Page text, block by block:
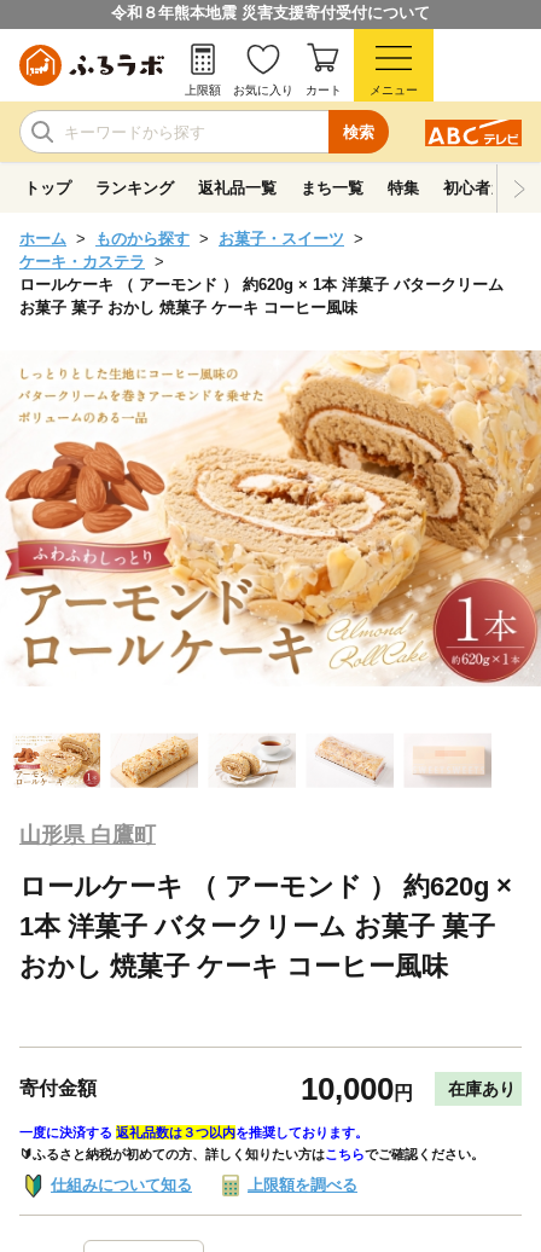
令和８年熊本地震 災害支援寄付受付について
検索
上限額 お気に入り カート メニュー
トップ ランキング 返礼品一覧 まち一覧 特集 初心者ガイド
ホーム ものから探す
お菓子・スイーツ
ケーキ・カステラ
ロールケーキ （ アーモンド ） 約620g × 1本 洋菓子 バタークリーム
お菓子 菓子 おかし 焼菓子 ケーキ コーヒー風味
山形県 白鷹町
ロールケーキ （ アーモンド ） 約620g ×
1本 洋菓子 バタークリーム お菓子 菓子
おかし 焼菓子 ケーキ コーヒー風味
寄付金額 10,000円 在庫あり
一度に決済する 返礼品数は３つ以内を推奨しております。
🔰ふるさと納税が初めての方、詳しく知りたい方はこちらでご確認ください。
仕組みについて知る 上限額を調べる